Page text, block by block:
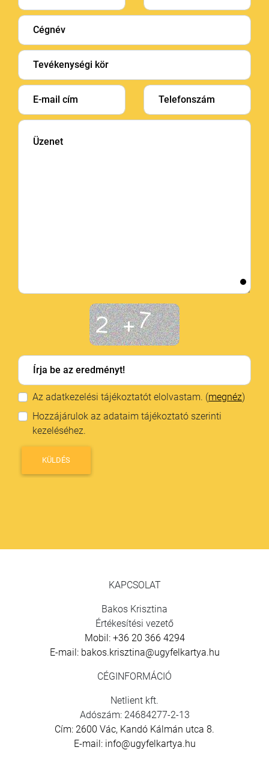
Az adatkezelési tájékoztatót elolvastam. (megnéz)
Hozzájárulok az adataim tájékoztató szerinti
kezeléséhez.
KAPCSOLAT
Bakos Krisztina
Értékesítési vezető
Mobil: +36 20 366 4294
E-mail: bakos.krisztina@ugyfelkartya.hu
CÉGINFORMÁCIÓ
Netlient kft.
Adószám: 24684277-2-13
Cím: 2600 Vác, Kandó Kálmán utca 8.
E-mail: info@ugyfelkartya.hu